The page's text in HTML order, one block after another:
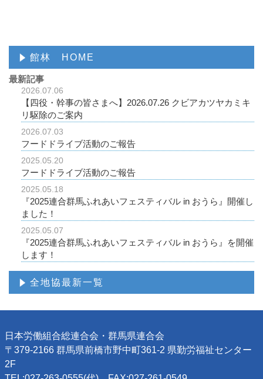
館林 HOME
最新記事
2026.07.06
【四役・幹事の皆さまへ】2026.07.26 クビアカツヤカミキ
リ駆除のご案内
2026.07.03
フードドライブ活動のご報告
2025.05.20
フードドライブ活動のご報告
2025.05.18
『2025連合群馬ふれあいフェスティバル in おうら』開催し
ました！
2025.05.07
『2025連合群馬ふれあいフェスティバル in おうら』を開催
します！
全地協最新一覧
日本労働組合総連合会・群馬県連合会
〒379-2166 群馬県前橋市野中町361-2 県勤労福祉センター
2F